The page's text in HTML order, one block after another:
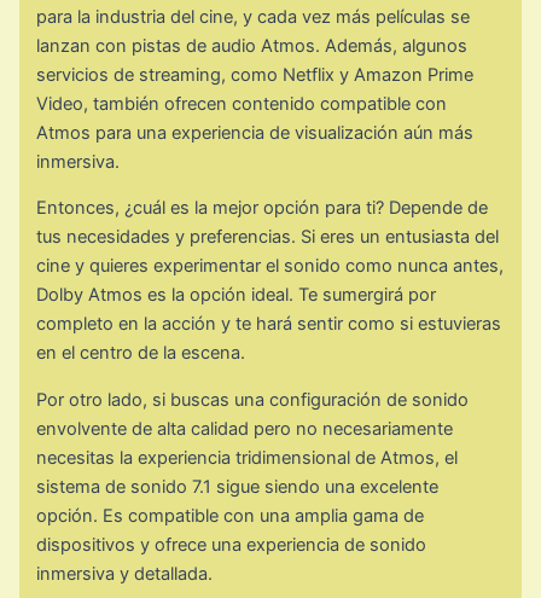
para la industria del cine, y cada vez más películas se
lanzan con pistas de audio Atmos. Además, algunos
servicios de streaming, como Netflix y Amazon Prime
Video, también ofrecen contenido compatible con
Atmos para una experiencia de visualización aún más
inmersiva.
Entonces, ¿cuál es la mejor opción para ti? Depende de
tus necesidades y preferencias. Si eres un entusiasta del
cine y quieres experimentar el sonido como nunca antes,
Dolby Atmos es la opción ideal. Te sumergirá por
completo en la acción y te hará sentir como si estuvieras
en el centro de la escena.
Por otro lado, si buscas una configuración de sonido
envolvente de alta calidad pero no necesariamente
necesitas la experiencia tridimensional de Atmos, el
sistema de sonido 7.1 sigue siendo una excelente
opción. Es compatible con una amplia gama de
dispositivos y ofrece una experiencia de sonido
inmersiva y detallada.